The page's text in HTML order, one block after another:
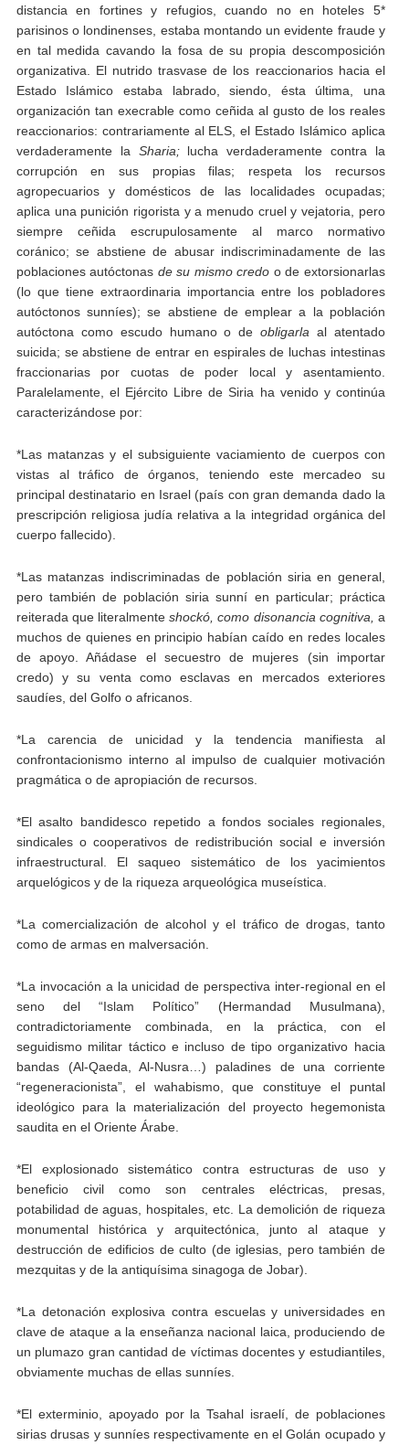
distancia en fortines y refugios, cuando no en hoteles 5*
parisinos o londinenses, estaba montando un evidente fraude y
en tal medida cavando la fosa de su propia descomposición
organizativa. El nutrido trasvase de los reaccionarios hacia el
Estado Islámico estaba labrado, siendo, ésta última, una
organización tan execrable como ceñida al gusto de los reales
reaccionarios: contrariamente al ELS, el Estado Islámico aplica
verdaderamente la Sharia;lucha verdaderamente contra la
corrupción en sus propias filas; respeta los recursos
agropecuarios y domésticos de las localidades ocupadas;
aplica una punición rigorista y a menudo cruel y vejatoria, pero
siempre ceñida escrupulosamente al marco normativo
coránico; se abstiene de abusar indiscriminadamente de las
poblaciones autóctonas de su mismo credo o de extorsionarlas
(lo que tiene extraordinaria importancia entre los pobladores
autóctonos sunníes); se abstiene de emplear a la población
autóctona como escudo humano o deobligarla al atentado
suicida; se abstiene de entrar en espirales de luchas intestinas
fraccionarias por cuotas de poder local y asentamiento.
Paralelamente, el Ejército Libre de Siria ha venido y continúa
caracterizándose por:
*Las matanzas y el subsiguiente vaciamiento de cuerpos con
vistas al tráfico de órganos, teniendo este mercadeo su
principal destinatario en Israel (país con gran demanda dado la
prescripción religiosa judía relativa a la integridad orgánica del
cuerpo fallecido).
*Las matanzas indiscriminadas de población siria en general,
pero también de población siria sunní en particular; práctica
reiterada que literalmenteshockó, como disonancia cognitiva, a
muchos de quienes en principio habían caído en redes locales
de apoyo. Añádase el secuestro de mujeres (sin importar
credo) y su venta como esclavas en mercados exteriores
saudíes, del Golfo o africanos.
*La carencia de unicidad y la tendencia manifiesta al
confrontacionismo interno al impulso de cualquier motivación
pragmática o de apropiación de recursos.
*El asalto bandidesco repetido a fondos sociales regionales,
sindicales o cooperativos de redistribución social e inversión
infraestructural. El saqueo sistemático de los yacimientos
arquelógicos y de la riqueza arqueológica museística.
*La comercialización de alcohol y el tráfico de drogas, tanto
como de armas en malversación.
*La invocación a la unicidad de perspectiva inter-regional en el
seno del “Islam Político” (Hermandad Musulmana),
contradictoriamente combinada, en la práctica, con el
seguidismo militar táctico e incluso de tipo organizativo hacia
bandas (Al-Qaeda, Al-Nusra…) paladines de una corriente
“regeneracionista”, el wahabismo, que constituye el puntal
ideológico para la materialización del proyecto hegemonista
saudita en el Oriente Árabe.
*El explosionado sistemático contra estructuras de uso y
beneficio civil como son centrales eléctricas, presas,
potabilidad de aguas, hospitales, etc. La demolición de riqueza
monumental histórica y arquitectónica, junto al ataque y
destrucción de edificios de culto (de iglesias, pero también de
mezquitas y de la antiquísima sinagoga de Jobar).
*La detonación explosiva contra escuelas y universidades en
clave de ataque a la enseñanza nacional laica, produciendo de
un plumazo gran cantidad de víctimas docentes y estudiantiles,
obviamente muchas de ellas sunníes.
*El exterminio, apoyado por la Tsahal israelí, de poblaciones
sirias drusas y sunníes respectivamente en el Golán ocupado y